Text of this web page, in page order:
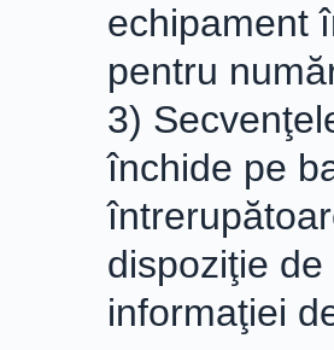
echipament
pentru
3)
închide pe
dispoziţie
informaţiei